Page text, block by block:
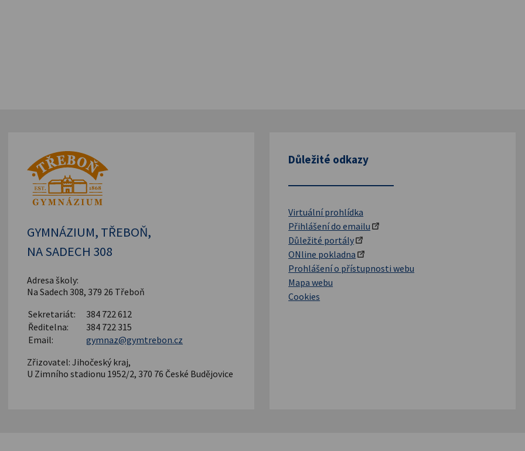
GYMNÁZIUM, TŘEBOŇ,
NA SADECH 308
Adresa školy:
Na Sadech 308, 379 26 Třeboň
Sekretariát:
384 722 612
Ředitelna:
384 722 315
Email:
gymnaz@gymtrebon.cz
Zřizovatel: Jihočeský kraj,
U Zimního stadionu 1952/2, 370 76 České Budějovice
Důležité odkazy
Virtuální prohlídka
Přihlášení do emailu
Důležité portály
ONline pokladna
Prohlášení o přístupnosti webu
Mapa webu
Cookies